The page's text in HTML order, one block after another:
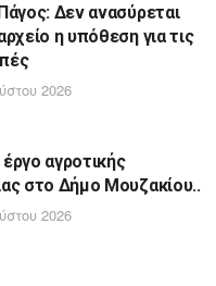
Δεν ανασύρεται
η υπόθεση για τις
2026
αγροτικής
στο Δήμο Μουζακίου..
2026